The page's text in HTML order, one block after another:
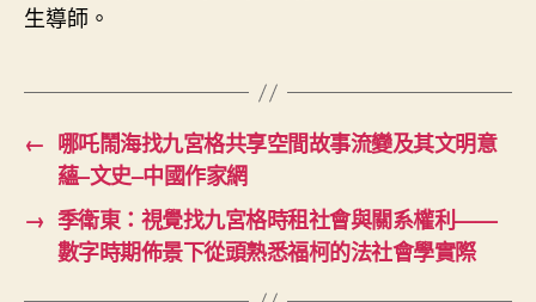
生導師。
← 哪吒鬧海找九宮格共享空間故事流變及其文明意
蘊–文史–中國作家網
→ 季衛東：視覺找九宮格時租社會與關系權利——
數字時期佈景下從頭熟悉福柯的法社會學實際